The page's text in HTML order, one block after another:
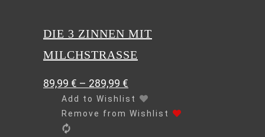
können
auf
DIE 3 ZINNEN MIT
MILCHSTRASSE
89,99 € – 289,99 €
Add to Wishlist
Remove from Wishlist